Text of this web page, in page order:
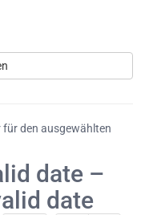
für den ausgewählten
date –
date